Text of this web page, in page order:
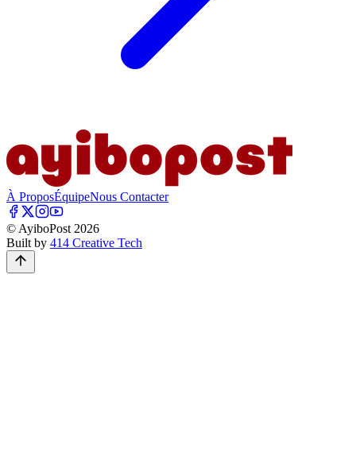
À ProposÉquipeNous Contacter
© AyiboPost 2026
Built by 414 Creative Tech